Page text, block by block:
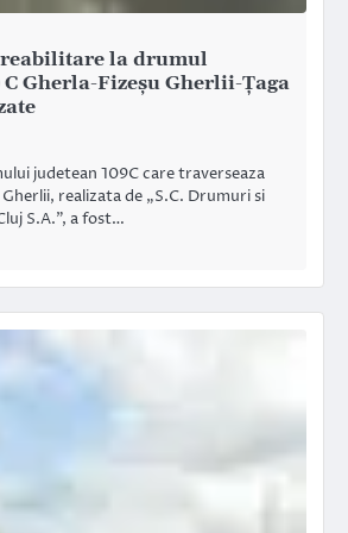
la drumul
Gherla-Fizeşu Gherlii-Ţaga
judetean 109C care traverseaza
realizata de „S.C. Drumuri si
S.A.”, a fost…